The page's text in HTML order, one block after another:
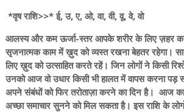
*वृष राशि>>* ई, उ, ए, ओ, वा, वी, वू, वे, वो
आलस्य और कम ऊर्जा-स्तर आपके शरीर के लिए ज़हर
सृजनात्मक काम में ख़ुद को व्यस्त रखना बेहतर रहेगा।
लिए ख़ुद को उत्साहित करते रहें। जिन लोगों ने किसी
उनको आज वो उधार किसी भी हालत में वापस करना पड़
अपने संबंधों को फिर तरोताज़ा करने का दिन है। आज
अच्छा समाचार सुनने को मिल सकता है। इस राशि के